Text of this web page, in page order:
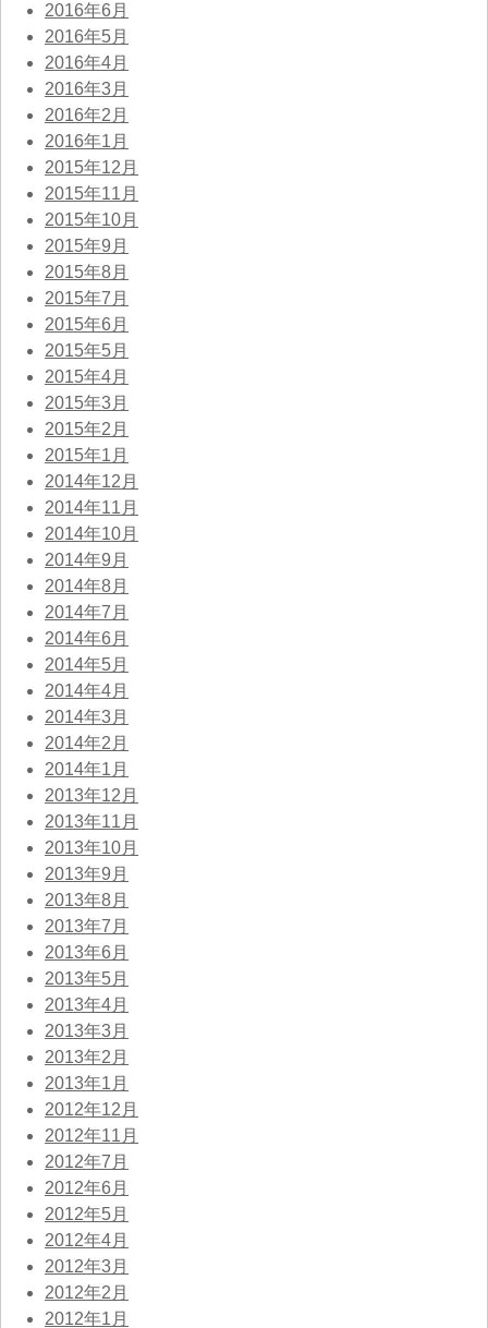
2016年6月
2016年5月
2016年4月
2016年3月
2016年2月
2016年1月
2015年12月
2015年11月
2015年10月
2015年9月
2015年8月
2015年7月
2015年6月
2015年5月
2015年4月
2015年3月
2015年2月
2015年1月
2014年12月
2014年11月
2014年10月
2014年9月
2014年8月
2014年7月
2014年6月
2014年5月
2014年4月
2014年3月
2014年2月
2014年1月
2013年12月
2013年11月
2013年10月
2013年9月
2013年8月
2013年7月
2013年6月
2013年5月
2013年4月
2013年3月
2013年2月
2013年1月
2012年12月
2012年11月
2012年7月
2012年6月
2012年5月
2012年4月
2012年3月
2012年2月
2012年1月